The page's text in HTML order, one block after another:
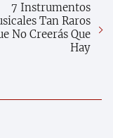
7 Instrumentos
Tan Raros
No Creerás Que
Hay